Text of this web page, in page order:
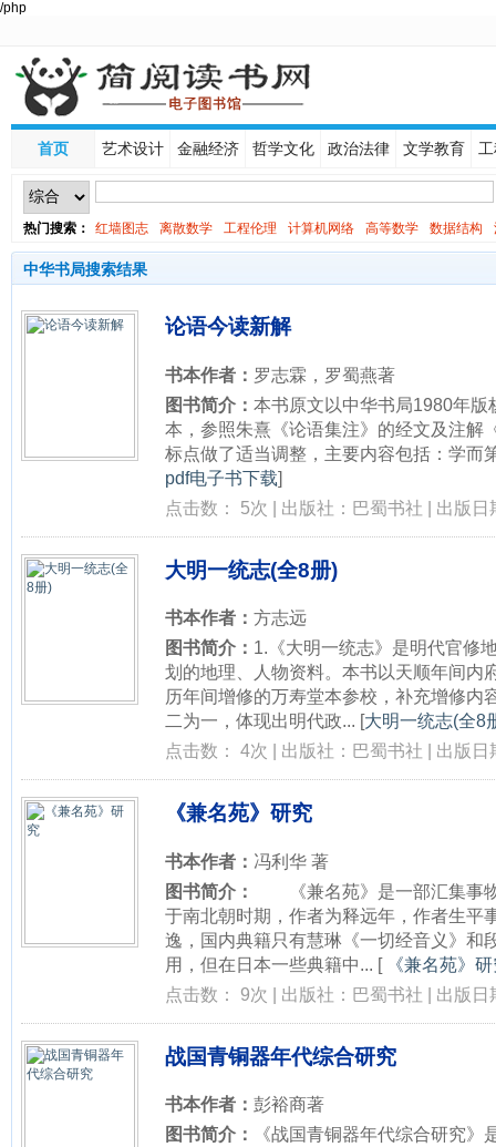
/php
首页 艺术设计 金融经济 哲学文化 政治法律 文学教育
热门搜索： 红墙图志 离散数学 工程伦理 计算机网络 高等数学 数据结构
线性代数
中华书局搜索结果
论语今读新解
书本作者： 罗志霖，罗蜀燕著
图书简介： 本书原文以中华书局1980年
本，参照朱熹《论语集注》的经文及注解
标点做了适当调整，主要内容包括：学而
pdf电子书下载]
点击数： 5次 | 出版社：巴蜀书社 | 出版
大明一统志(全8册)
书本作者： 方志远
图书简介： 1.《大明一统志》是明代官修
划的地理、人物资料。本书以天顺年间内
历年间增修的万寿堂本参校，补充增修内
二为一，体现出明代政... [大明一统志(全8
点击数： 4次 | 出版社：巴蜀书社 | 出版
《兼名苑》研究
书本作者： 冯利华 著
图书简介：
《兼名苑》是一部汇集事物
于南北朝时期，作者为释远年，作者生平
逸，国内典籍只有慧琳《一切经音义》和
用，但在日本一些典籍中... [《兼名苑》研
点击数： 9次 | 出版社：巴蜀书社 | 出版
战国青铜器年代综合研究
书本作者： 彭裕商著
图书简介：
《战国青铜器年代综合研究